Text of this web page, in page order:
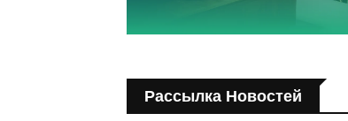
Рассылка Новостей